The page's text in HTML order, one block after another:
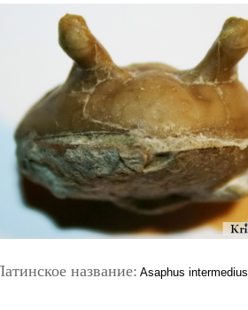
название: Asaphus intermedius